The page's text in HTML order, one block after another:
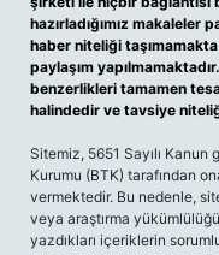
hazırladığımız makaleler
haber niteliği
paylaşım
benzerlikleri tamamen
halindedir ve tavsiye
Sitemiz, 5651 Sayılı
Kurumu (BTK) tarafından
vermektedir. Bu nedenle,
veya araştırma
yazdıkları içeriklerin